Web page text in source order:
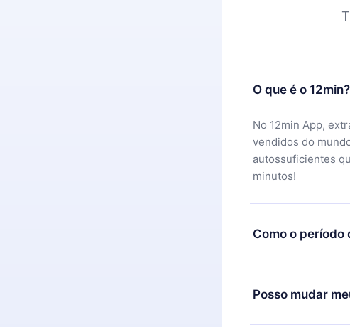
O que é o 12min?
No 12min App,
vendidos do
autossuficientes
minutos!
Como o período
Você pode baixar
motivo não ficar
equipe de suporte
Posso mudar